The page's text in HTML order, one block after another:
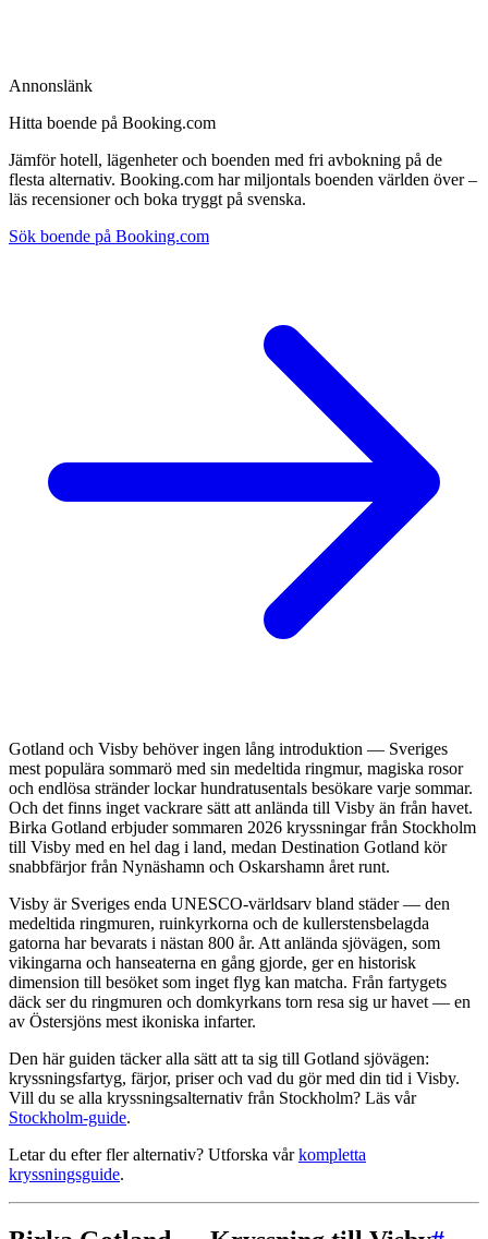
Annonslänk
Hitta boende på Booking.com
Jämför hotell, lägenheter och boenden med fri avbokning på de
flesta alternativ. Booking.com har miljontals boenden världen över –
läs recensioner och boka tryggt på svenska.
Sök boende på Booking.com
Gotland och Visby behöver ingen lång introduktion — Sveriges
mest populära sommarö med sin medeltida ringmur, magiska rosor
och endlösa stränder lockar hundratusentals besökare varje sommar.
Och det finns inget vackrare sätt att anlända till Visby än från havet.
Birka Gotland erbjuder sommaren 2026 kryssningar från Stockholm
till Visby med en hel dag i land, medan Destination Gotland kör
snabbfärjor från Nynäshamn och Oskarshamn året runt.
Visby är Sveriges enda UNESCO-världsarv bland städer — den
medeltida ringmuren, ruinkyrkorna och de kullerstensbelagda
gatorna har bevarats i nästan 800 år. Att anlända sjövägen, som
vikingarna och hanseaterna en gång gjorde, ger en historisk
dimension till besöket som inget flyg kan matcha. Från fartygets
däck ser du ringmuren och domkyrkans torn resa sig ur havet — en
av Östersjöns mest ikoniska infarter.
Den här guiden täcker alla sätt att ta sig till Gotland sjövägen:
kryssningsfartyg, färjor, priser och vad du gör med din tid i Visby.
Vill du se alla kryssningsalternativ från Stockholm? Läs vår
Stockholm-guide.
Letar du efter fler alternativ? Utforska vårkompletta
kryssningsguide.